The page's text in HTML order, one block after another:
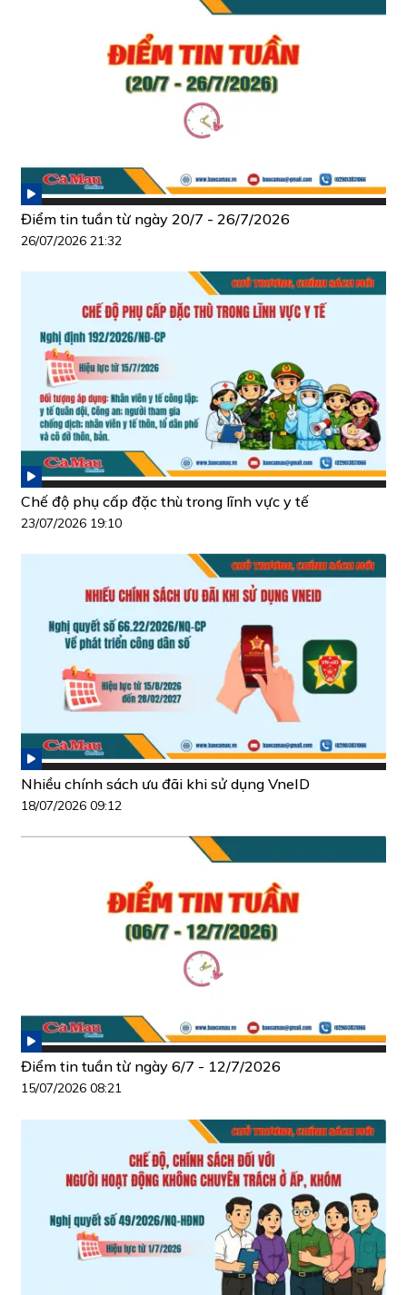
Điểm tin tuần từ ngày 20/7 - 26/7/2026
26/07/2026 21:32
Chế độ phụ cấp đặc thù trong lĩnh vực y tế
23/07/2026 19:10
Nhiều chính sách ưu đãi khi sử dụng VneID
18/07/2026 09:12
Điểm tin tuần từ ngày 6/7 - 12/7/2026
15/07/2026 08:21